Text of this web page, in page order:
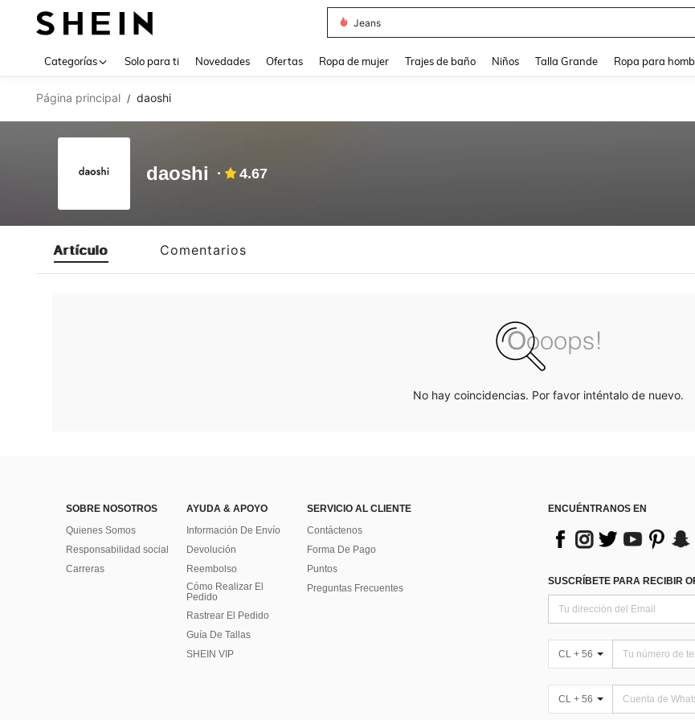
Jeans
Categorías Solo para ti Novedades Ofertas Ropa de mujer Trajes de baño Niños Talla Grande Ropa para
Página principal / daoshi
daoshi 4.67
Artículo Comentarios
No hay coincidencias. Por favor inténtalo de nuevo.
SOBRE NOSOTROS
Quienes Somos
Responsabilidad social
Carreras
AYUDA & APOYO
Información De Envío
Devolución
Reembolso
Cómo Realizar El
Pedido
Rastrear El Pedido
Guía De Tallas
SHEIN VIP
SERVICIO AL CLIENTE
Contáctenos
Forma De Pago
Puntos
Preguntas Frecuentes
ENCUÉNTRANOS EN
SUSCRÍBETE PARA RECIBIR
CL + 56
CL + 56